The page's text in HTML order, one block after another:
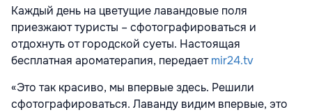
Каждый день на цветущие лавандовые поля
приезжают туристы – сфотографироваться и
отдохнуть от городской суеты. Настоящая
бесплатная ароматерапия, передаетmir24.tv
«Это так красиво, мы впервые здесь. Решили
сфотографироваться. Лаванду видим впервые, это